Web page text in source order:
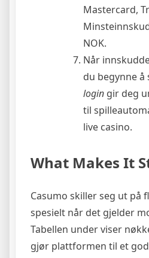
Mastercard,
NOK.
Når
du begynne å
login gir deg
til
live casino.
What Makes It
Casumo skiller seg ut på
spesielt når det gjelder
Tabellen under viser
gjør plattformen til et